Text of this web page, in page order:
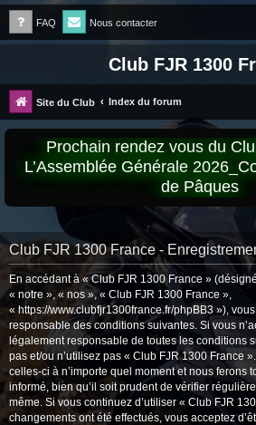
FAQ Nous contacter
Club FJR 1300
Site du Club Index du forum
Prochain rendez vous du
L’Assemblée Générale
de Pâques
Club FJR 1300 France -
En accédant à « Club FJR 1300 France »
« notre », « nos », « Club FJR 1300 France »,
« https://www.clubfjr1300france.fr/phpBB3 »),
responsable des conditions suivantes. Si vous
légalement responsable de toutes les conditions
pas et/ou n’utilisez pas « Club FJR 1300 France
celles-ci à n’importe quel moment et nous ferons
informé, bien qu’il soit prudent de vérifier
même. Si vous continuez d’utiliser « Club FJR
changements ont été effectués, vous acceptez